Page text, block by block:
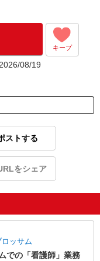
キープ
08/19
ストする
をシェア
ッサム
での「看護師」業務